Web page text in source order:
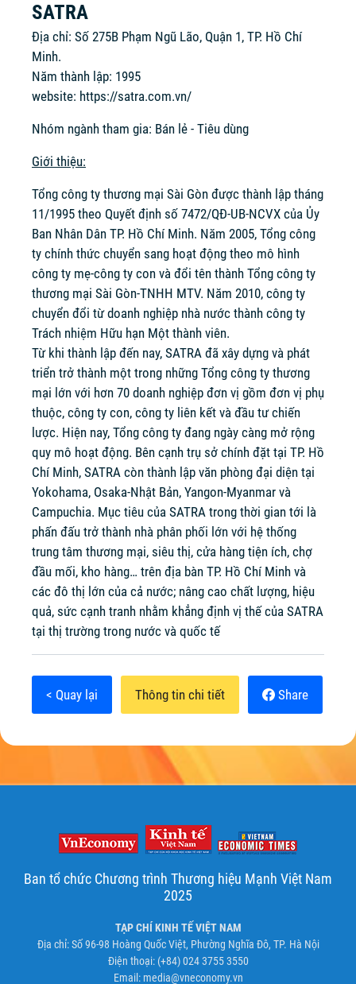
SATRA
Địa chỉ: Số 275B Phạm Ngũ Lão, Quận 1, TP. Hồ Chí
Minh.
Năm thành lập: 1995
website: https://satra.com.vn/
Nhóm ngành tham gia: Bán lẻ - Tiêu dùng
Giới thiệu:
Tổng công ty thương mại Sài Gòn được thành lập tháng
11/1995 theo Quyết định số 7472/QĐ-UB-NCVX của Ủy
Ban Nhân Dân TP. Hồ Chí Minh. Năm 2005, Tổng công
ty chính thức chuyển sang hoạt động theo mô hình
công ty mẹ-công ty con và đổi tên thành Tổng công ty
thương mại Sài Gòn-TNHH MTV. Năm 2010, công ty
chuyển đổi từ doanh nghiệp nhà nước thành công ty
Trách nhiệm Hữu hạn Một thành viên.
Từ khi thành lập đến nay, SATRA đã xây dựng và phát
triển trở thành một trong những Tổng công ty thương
mại lớn với hơn 70 doanh nghiệp đơn vị gồm đơn vị phụ
thuộc, công ty con, công ty liên kết và đầu tư chiến
lược. Hiện nay, Tổng công ty đang ngày càng mở rộng
quy mô hoạt động. Bên cạnh trụ sở chính đặt tại TP. Hồ
Chí Minh, SATRA còn thành lập văn phòng đại diện tại
Yokohama, Osaka-Nhật Bản, Yangon-Myanmar và
Campuchia. Mục tiêu của SATRA trong thời gian tới là
phấn đấu trở thành nhà phân phối lớn với hệ thống
trung tâm thương mại, siêu thị, cửa hàng tiện ích, chợ
đầu mối, kho hàng… trên địa bàn TP. Hồ Chí Minh và
các đô thị lớn của cả nước; nâng cao chất lượng, hiệu
quả, sức cạnh tranh nhằm khẳng định vị thế của SATRA
tại thị trường trong nước và quốc tế
< Quay lại Thông tin chi tiết Share
Ban tổ chức Chương trình Thương hiệu Mạnh Việt Nam
2025
TẠP CHÍ KINH TẾ VIỆT NAM
Địa chỉ: Số 96-98 Hoàng Quốc Việt, Phường Nghĩa Đô, TP. Hà Nội
Điện thoại: (+84) 024 3755 3550
Email: media@vneconomy.vn